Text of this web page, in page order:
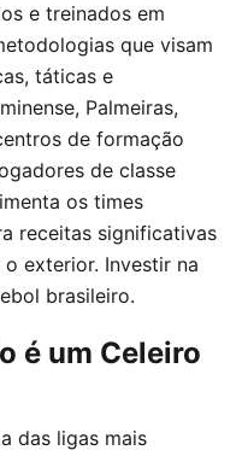
e treinados em
que visam
táticas e
Palmeiras,
de formação
de classe
os times
receitas significativas
exterior. Investir na
brasileiro.
é um Celeiro
das ligas mais